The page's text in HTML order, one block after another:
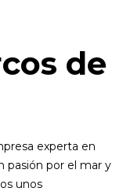
de
experta en
pasión por el mar y
unos